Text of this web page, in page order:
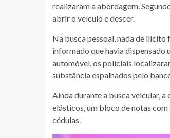
realizaram a abordagem.
abrir o veículo e descer.
Na busca pessoal, nada de
informado que havia dispensado
automóvel, os policiais
substância espalhados pelo
Ainda durante a busca veicular,
elásticos, um bloco de notas
cédulas.